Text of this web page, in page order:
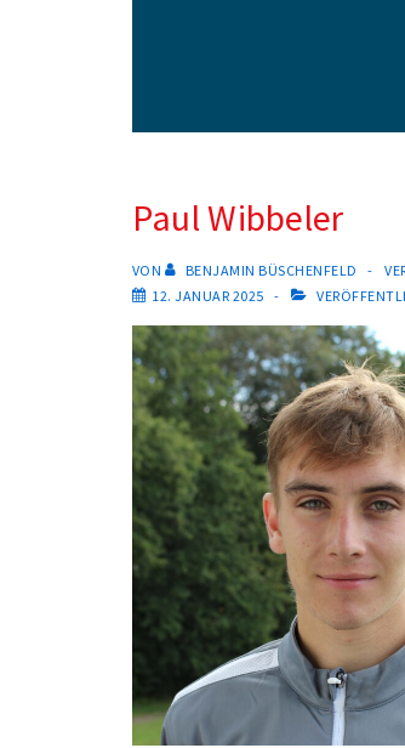
Paul Wibbeler
VON BENJAMIN BÜSCHENFELD
12. JANUAR 2025